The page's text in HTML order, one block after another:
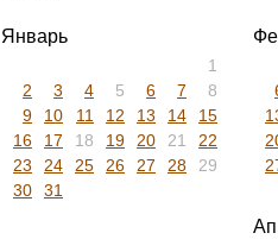
Январь
1
2
3 4 5 6 7
8
9
10 11 12 13 14
15
16
17 18 19 20 21
22
23
24 25 26 27 28
29
30
31